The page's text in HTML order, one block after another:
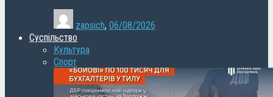
zapsich, 06/08/2026
Суспільство
Культура
Спорт